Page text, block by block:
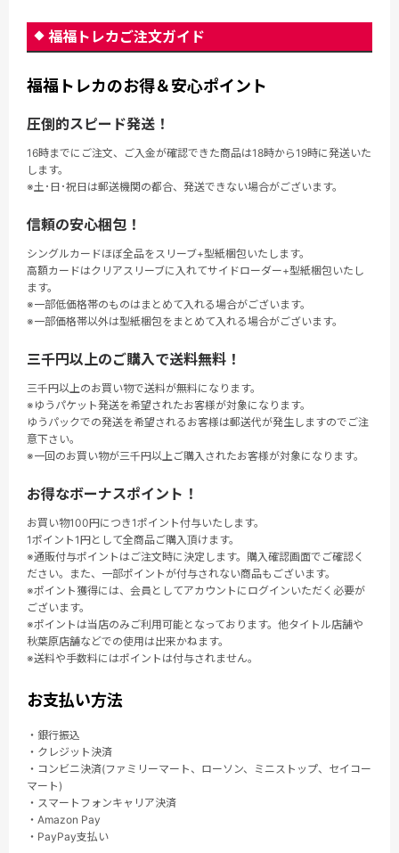
福福トレカご注文ガイド
福福トレカのお得＆安心ポイント
圧倒的スピード発送！
16時までにご注文、ご入金が確認できた商品は18時から19時に発送いた
します。
※土･日･祝日は郵送機関の都合、発送できない場合がございます。
信頼の安心梱包！
シングルカードほぼ全品をスリーブ+型紙梱包いたします。
高額カードはクリアスリーブに入れてサイドローダー+型紙梱包いたし
ます。
※一部低価格帯のものはまとめて入れる場合がございます。
※一部価格帯以外は型紙梱包をまとめて入れる場合がございます。
三千円以上のご購入で送料無料！
三千円以上のお買い物で送料が無料になります。
※ゆうパケット発送を希望されたお客様が対象になります。
ゆうパックでの発送を希望されるお客様は郵送代が発生しますのでご注
意下さい。
※一回のお買い物が三千円以上ご購入されたお客様が対象になります。
お得なボーナスポイント！
お買い物100円につき1ポイント付与いたします。
1ポイント1円として全商品ご購入頂けます。
※通販付与ポイントはご注文時に決定します。購入確認画面でご確認く
ださい。また、一部ポイントが付与されない商品もございます。
※ポイント獲得には、会員としてアカウントにログインいただく必要が
ございます。
※ポイントは当店のみご利用可能となっております。他タイトル店舗や
秋葉原店舗などでの使用は出来かねます。
※送料や手数料にはポイントは付与されません。
お支払い方法
・銀行振込
・クレジット決済
・コンビニ決済(ファミリーマート、ローソン、ミニストップ、セイコー
マート)
・スマートフォンキャリア決済
・Amazon Pay
・PayPay支払い